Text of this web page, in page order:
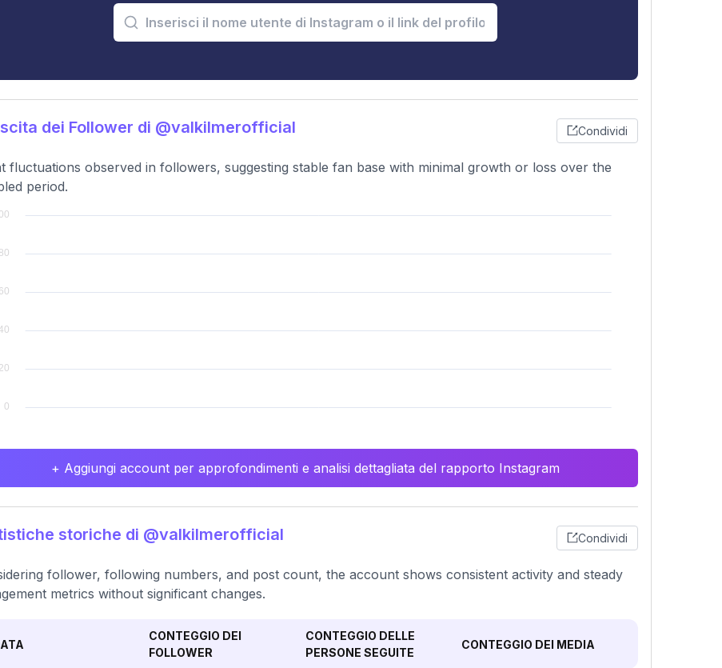
dei Follower di @valkilmerofficial Condividi
fluctuations observed in followers, suggesting stable fan base with minimal growth or loss over the
period.
+ Aggiungi account per approfondimenti e analisi dettagliata del rapporto Instagram
storiche di @valkilmerofficial Condividi
follower, following numbers, and post count, the account shows consistent activity and steady
metrics without significant changes.
CONTEGGIO DEI
FOLLOWER
CONTEGGIO DELLE
PERSONE SEGUITE
CONTEGGIO DEI MEDIA